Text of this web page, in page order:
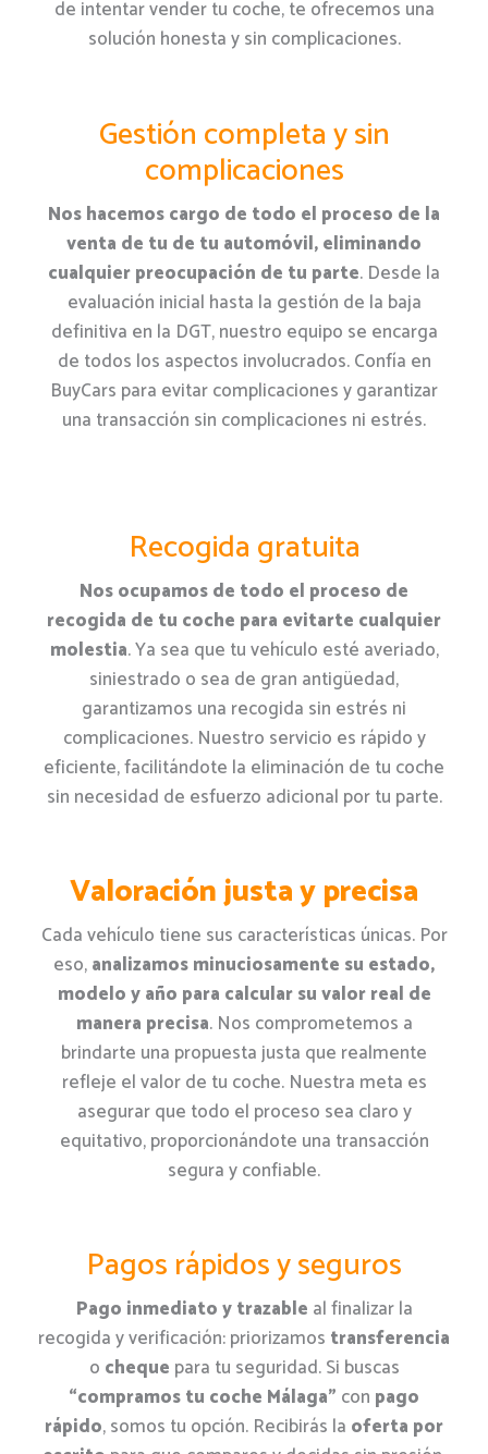
de intentar vender tu coche, te ofrecemos una
solución honesta y sin complicaciones.
Gestión completa y sin
complicaciones
Nos hacemos cargo de todo el proceso de la
venta de tu de tu automóvil, eliminando
cualquier preocupación de tu parte. Desde la
evaluación inicial hasta la gestión de la baja
definitiva en la DGT, nuestro equipo se encarga
de todos los aspectos involucrados. Confía en
BuyCars para evitar complicaciones y garantizar
una transacción sin complicaciones ni estrés.
Recogida gratuita
Nos ocupamos de todo el proceso de
recogida de tu coche para evitarte cualquier
molestia. Ya sea que tu vehículo esté averiado,
siniestrado o sea de gran antigüedad,
garantizamos una recogida sin estrés ni
complicaciones. Nuestro servicio es rápido y
eficiente, facilitándote la eliminación de tu coche
sin necesidad de esfuerzo adicional por tu parte.
Valoración justa y precisa
Cada vehículo tiene sus características únicas. Por
eso,analizamos minuciosamente su estado,
modelo y año para calcular su valor real de
manera precisa. Nos comprometemos a
brindarte una propuesta justa que realmente
refleje el valor de tu coche. Nuestra meta es
asegurar que todo el proceso sea claro y
equitativo, proporcionándote una transacción
segura y confiable.
Pagos rápidos y seguros
Pago inmediato y trazable al finalizar la
recogida y verificación: priorizamos transferencia
o cheque para tu seguridad. Si buscas
“compramos tu coche Málaga” con pago
rápido, somos tu opción. Recibirás la oferta por